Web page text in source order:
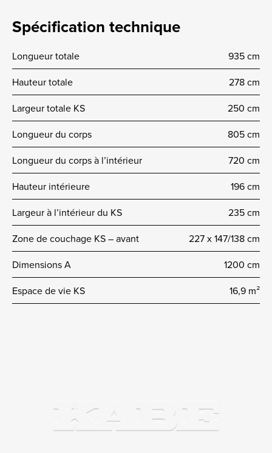
Spécification technique
Longueur totale
935 cm
Hauteur totale
278 cm
Largeur totale KS
250 cm
Longueur du corps
805 cm
Longueur du corps à l’intérieur
720 cm
Hauteur intérieure
196 cm
Largeur à l’intérieur du KS
235 cm
Zone de couchage KS – avant
227 x 147/138 cm
Dimensions A
1200 cm
Espace de vie KS
16,9 m²